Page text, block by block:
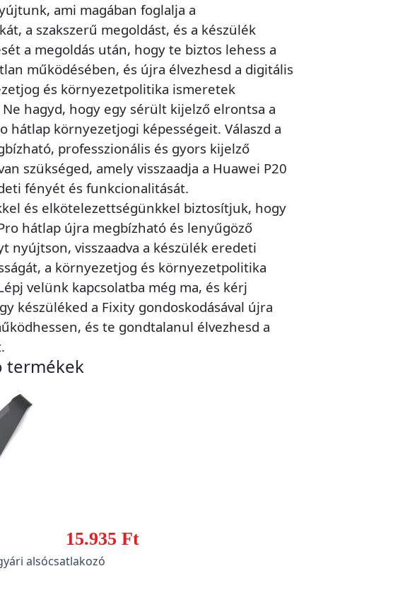
ami magában foglalja a
a szakszerű megoldást, és a készülék
a megoldás után, hogy te biztos lehess a
működésében, és újra élvezhesd a digitális
és környezetpolitika ismeretek
hagyd, hogy egy sérült kijelző elrontsa a
hátlap környezetjogi képességeit. Válaszd a
professzionális és gyors kijelző
szükséged, amely visszaadja a Huawei P20
fényét és funkcionalitását.
és elkötelezettségünkkel biztosítjuk, hogy
hátlap újra megbízható és lenyűgöző
nyújtson, visszaadva a készülék eredeti
a környezetjog és környezetpolitika
velünk kapcsolatba még ma, és kérj
készüléked a Fixity gondoskodásával újra
és te gondtalanul élvezhesd a
termékek
15.935 Ft
alsócsatlakozó